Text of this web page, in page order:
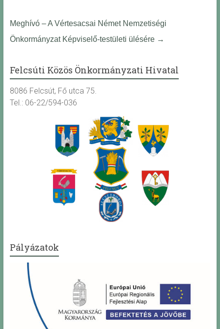
Meghívó – A Vértesacsai Német Nemzetiségi
Önkormányzat Képviselő-testületi ülésére →
Felcsúti Közös Önkormányzati Hivatal
8086 Felcsút, Fő utca 75.
Tel.: 06-22/594-036
Pályázatok